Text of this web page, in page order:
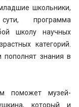
школьники,
программа
школу научных
категорий.
пополнят знания в
поможет музей-
который и